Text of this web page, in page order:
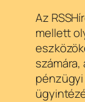
Az
mellett